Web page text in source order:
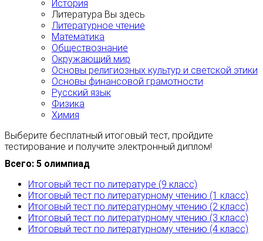
История
Литература Вы здесь
Литературное чтение
Математика
Обществознание
Окружающий мир
Основы религиозных культур и светской этики
Основы финансовой грамотности
Русский язык
Физика
Химия
Выберите бесплатный итоговый тест, пройдите
тестирование и получите электронный диплом!
Всего: 5 олимпиад
Итоговый тест по литературе (9 класс)
Итоговый тест по литературному чтению (1 класс)
Итоговый тест по литературному чтению (2 класс)
Итоговый тест по литературному чтению (3 класс)
Итоговый тест по литературному чтению (4 класс)